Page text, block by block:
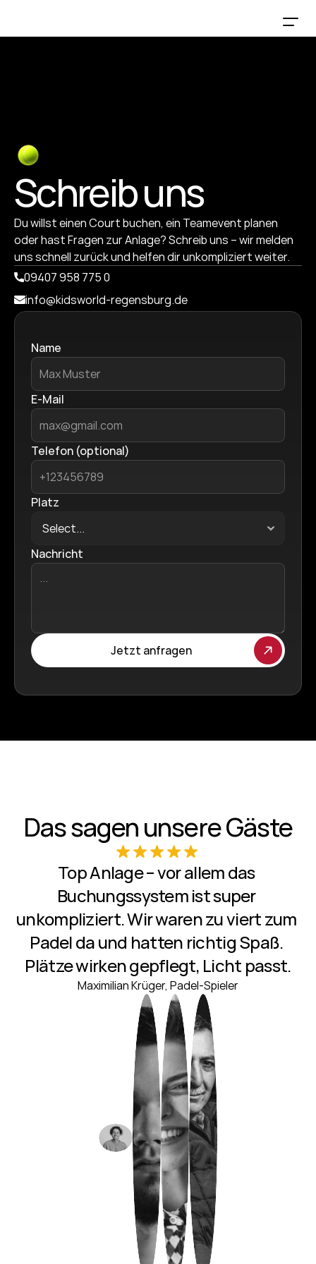
Schreib uns
Du willst einen Court buchen, ein Teamevent planen
oder hast Fragen zur Anlage? Schreib uns – wir melden
uns schnell zurück und helfen dir unkompliziert weiter.
09407 958 775 0
info@kidsworld-regensburg.de
Name
E-Mail
Telefon (optional)
Platz
Nachricht
Jetzt anfragen
Das sagen unsere Gäste
Top Anlage – vor allem das
Buchungssystem ist super
unkompliziert. Wir waren zu viert zum
Padel da und hatten richtig Spaß.
Plätze wirken gepflegt, Licht passt.
Maximilian Krüger, Padel-Spieler